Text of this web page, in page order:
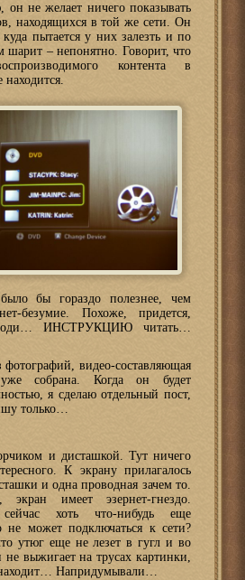
он не желает ничего показывать
находящихся в той же сети. Он
пытается у них залезть и по
шарит – непонятно. Говорит, что
контента в
находится.
бы гораздо полезнее, чем
безумие. Похоже, придется,
ИНСТРУКЦИЮ читать…
видео-составляющая
уже собрана. Когда он будет
я сделаю отдельный пост,
только…
и дисташкой. Тут ничего
К экрану прилагалось
и одна проводная зачем то.
экран имеет эзернет-гнездо.
сейчас хоть что-нибудь еще
не может подключаться к сети?
утюг еще не лезет в гугл и во
не выжигает на трусах картинки,
Напридумывали…